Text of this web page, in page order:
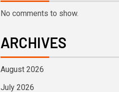
No comments to show.
ARCHIVES
August 2026
July 2026